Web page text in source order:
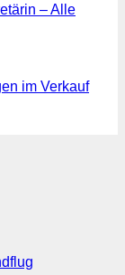
– Alle
im Verkauf